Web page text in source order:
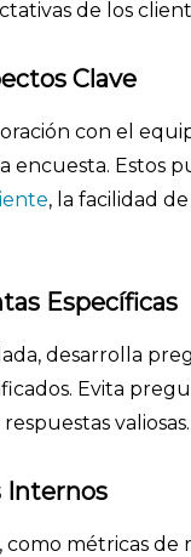
de los
Clave
con el
encuesta. Estos
, la facilidad
Específicas
desarrolla
Evita
valiosas.
Internos
como métricas